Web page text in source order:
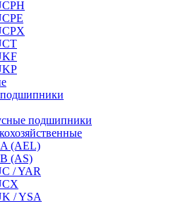
подшипники
(AEL)
(AS)
/ YAR
/ YSA